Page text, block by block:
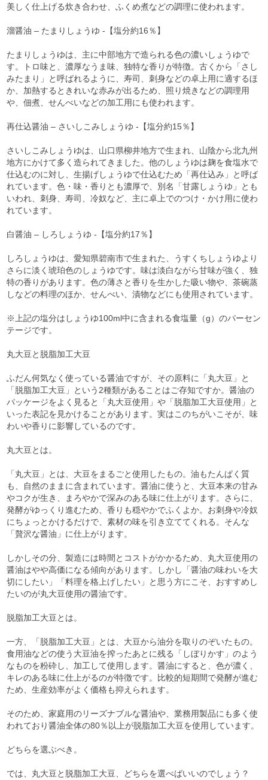
美しく仕上げる炊き合わせ、ふくめ煮などの調理に使われます。
溜醤油 – たまりしょうゆ -【塩分約16％】
たまりしょうゆは、主に中部地方で造られる色の濃いしょうゆで
す。トロ味と、濃厚なうま味、独特な香りが特徴。古くから「さし
みたまり」と呼ばれるように、寿司、刺身などの卓上用に適するほ
か、加熱するときれいな赤みが出るため、照り焼きなどの調理用
や、佃煮、せんべいなどの加工用にも使われます。
再仕込醤油 – さいしこみしょうゆ -【塩分約15％】
さいしこみしょうゆは、山口県柳井地方で生まれ、山陰から北九州
地方にかけて多く造られてきました。他のしょうゆは麹を食塩水で
仕込むのに対し、生揚げしょうゆで仕込むため「再仕込み」と呼ば
れています。色・味・香りとも濃厚で、別名「甘露しょうゆ」とも
いわれ、刺身、寿司、冷奴など、主に卓上でのつけ・かけ用に使わ
れています。
白醤油 – しろしょうゆ -【塩分約17％】
しろしょうゆは、愛知県碧南市で生まれた、うすくちしょうゆより
さらに淡く琥珀色のしょうゆです。味は淡白ながら甘味が強く、独
特の香りがあります。色の薄さと香りを生かした吸い物や、茶碗蒸
しなどの料理のほか、せんべい、漬物などにも使用されています。
※上記の塩分はしょうゆ100ml中に含まれる食塩量（g）のパーセン
テージです。
丸大豆と脱脂加工大豆
ふだん何気なく使っている醤油ですが、その原料に「丸大豆」と
「脱脂加工大豆」という2種類があることはご存知ですか。醤油の
パッケージをよく見ると「丸大豆使用」や「脱脂加工大豆使用」と
いった表記を見かけることがあります。実はこのちがいこそが、味
わいや香りに影響しているのです。
丸大豆とは。
「丸大豆」とは、大豆をまるごと使用したもの。油もたんぱく質
も、自然のままに含まれています。醤油に使うと、大豆本来の甘み
やコクが生き、まろやかで深みのある味に仕上がります。さらに、
発酵がゆっくり進むため、香りも穏やかでふくよか。お刺身や冷奴
にちょっとかけるだけで、素材の味を引き立ててくれる。そんな
「贅沢な醤油」に仕上がります。
しかしその分、製造には時間とコストがかかるため、丸大豆使用の
醤油はやや高価になる傾向があります。しかし「醤油の味わいを大
切にしたい」「料理を格上げしたい」と思う方にこそ、おすすめし
たいのが丸大豆使用の醤油です。
脱脂加工大豆とは。
一方、「脱脂加工大豆」とは、大豆から油分を取りのぞいたもの。
食用油などの使う大豆油を搾ったあとに残る「しぼりかす」のよう
なものを粉砕し、加工して使用します。醤油にすると、色が濃く、
キレのある味に仕上がるのが特徴です。比較的短期間で発酵が進む
ため、生産効率がよく価格も抑えられます。
そのため、家庭用のリーズナブルな醤油や、業務用製品にも多く使
われており醤油全体の80％以上が脱脂加工大豆を使用しています。
どちらを選ぶべき。
では、丸大豆と脱脂加工大豆、どちらを選べばいいのでしょう？